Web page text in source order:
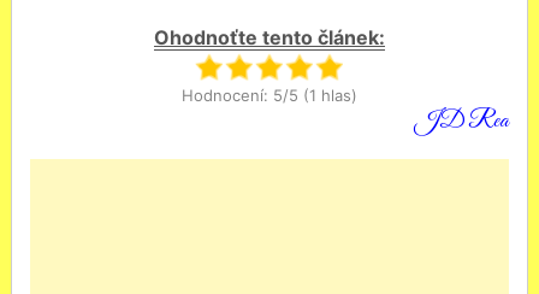
Ohodnoťte tento článek:
Hodnocení: 5/5 (1 hlas)
JD Rea